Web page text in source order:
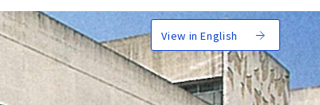
View in English